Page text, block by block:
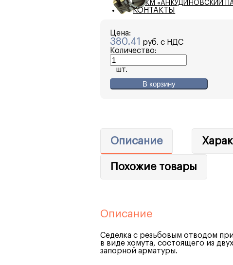
КМ «АНКУДИНОВСКИЙ
КОНТАКТЫ
Цена:
380.41 руб. с НДС
Количество:
шт.
В корзину
Описание
Похожие товары
Описание
Седелка с резьбовым отводом
в виде хомута, состоящего из
запорной арматуры.